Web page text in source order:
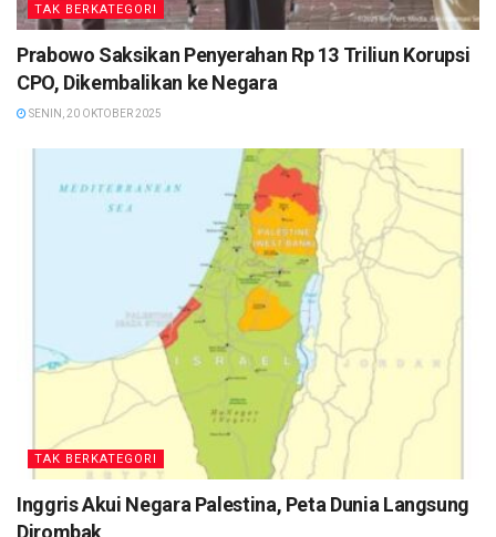
TAK BERKATEGORI
Prabowo Saksikan Penyerahan Rp 13 Triliun Korupsi
CPO, Dikembalikan ke Negara
SENIN, 20 OKTOBER 2025
TAK BERKATEGORI
Inggris Akui Negara Palestina, Peta Dunia Langsung
Dirombak